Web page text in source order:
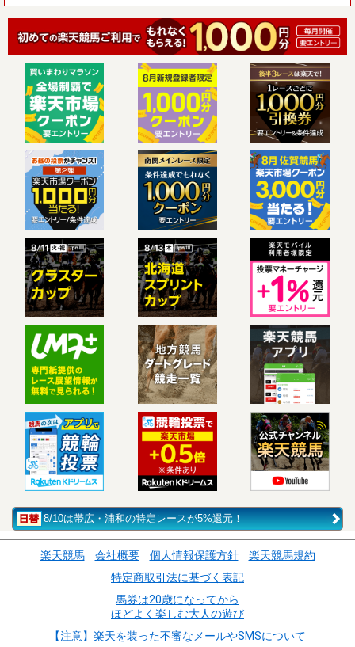
8/10は帯広・浦和の特定レースが5%還元！
楽天競馬 会社概要 個人情報保護方針
楽天競馬規約
特定商取引法に基づく表記
馬券は20歳になってから
ほどよく楽しむ大人の遊び
【注意】楽天を装った不審なメールやSMSについて